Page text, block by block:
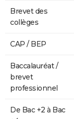
Brevet des
collèges
CAP / BEP
Baccalauréat /
brevet
professionnel
De Bac +2 à Bac